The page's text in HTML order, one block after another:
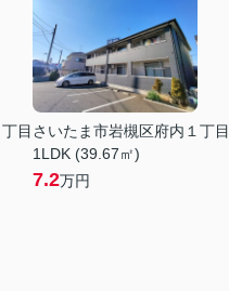
目 さいたま市岩槻区府内１丁目
1LDK (39.67㎡)
7.2万円